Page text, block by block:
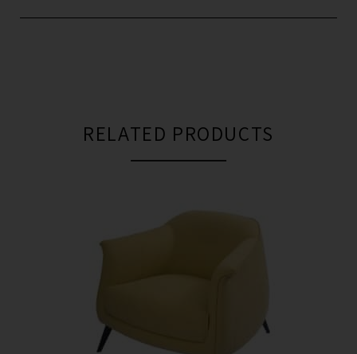
RELATED PRODUCTS